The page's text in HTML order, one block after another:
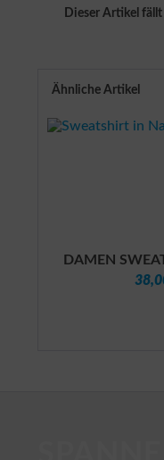
Dieser Artikel
Ähnliche Artikel
DAMEN